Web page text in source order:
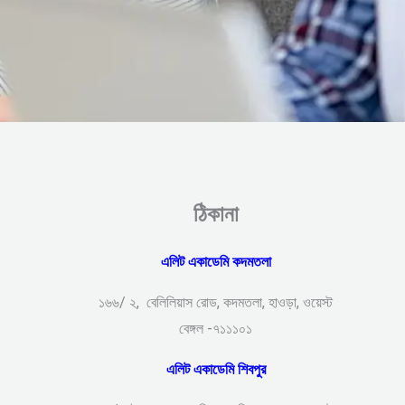
ঠিকানা
এলিট একাডেমি কদমতলা
১৬৬/ ২, বেলিলিয়াস রোড, কদমতলা, হাওড়া, ওয়েস্ট
বেঙ্গল -৭১১১০১
এলিট একাডেমি শিবপুর